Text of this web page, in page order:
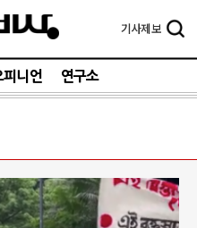
기사제보
피니언 연구소